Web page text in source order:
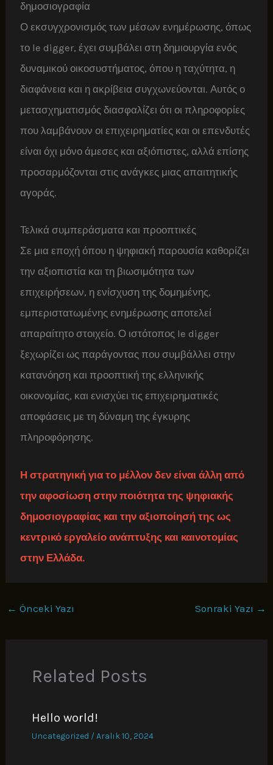
δημοσιογραφία
Ο εκσυγχρονισμός των μέσων ενημέρωσης, όπως
το le digger, έχει συμβάλει στη δημιουργία ενός
δυναμικού οικοσυστήματος, όπου η ταχύτητα, η
διαφάνεια και η ακρίβεια συγχωνεύονται. Αυτός ο
μετασχηματισμός διασφαλίζει ότι οι πληροφορίες
που λαμβάνουν οι επιχειρηματίες και οι επενδυτές
είναι όχι μόνο άμεσες και αξιόπιστες, αλλά επίσης
προσαρμόζονται στις ανάγκες μιας απαιτητικής
αγοράς.
Τελικά συμπεράσματα και προοπτικές
Σε μια εποχή όπου η ψηφιακή παρουσία καθορίζει
την αξιοπιστία και τη βιωσιμότητα των
επιχειρήσεων, η ενίσχυση της δομημένης,
εμπεριστατωμένης ενημέρωσης αποτελεί
απαραίτητο στοιχείο. Ο ιστότοπος le digger
ξεχωρίζει ως παράγοντας που συμβάλλει στην
κατανόηση και προοπτική της ελληνικής
οικονομίας, και ενισχύει τις επιχειρηματικές
αποφάσεις με τη δύναμη της έγκυρης
πληροφόρησης.
Η στρατηγική για το μέλλον δεν είναι άλλη από
την αφοσίωση στην ποιότητα της ψηφιακής
δημοσιογραφίας και την αξιοποίησή της ως
κεντρικό εργαλείο ανάπτυξης και καινοτομίας
στην Ελλάδα.
← Önceki Yazı Sonraki Yazı →
Related Posts
Hello world!
Uncategorized /Aralık 10, 2024